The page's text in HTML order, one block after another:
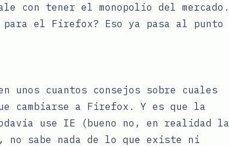
con tener el monopolio del mercado.
para el Firefox? Eso ya pasa al punto
unos cuantos consejos sobre cuales
cambiarse a Firefox . Y es que la
use IE (bueno no, en realidad la
sabe nada de lo que existe ni